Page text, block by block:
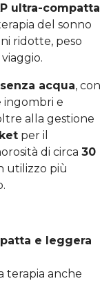
ultra-compatta
del sonno
ridotte, peso
acqua, con
ingombri e
alla gestione
per il
di circa 30
utilizzo più
e leggera
terapia anche